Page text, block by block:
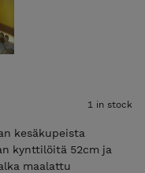
1 in stock
kesäkupeista
kynttilöitä 52cm ja
maalattu